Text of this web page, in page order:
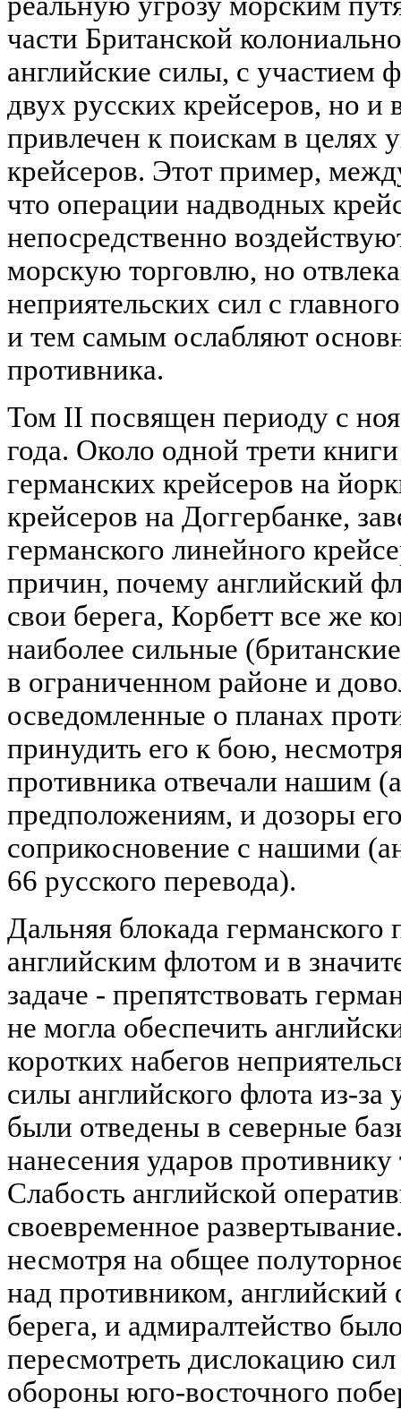
части Британской
английские силы, с участием
двух русских крейсеров, но и
привлечен к поискам в целях
крейсеров. Этот пример,
что операции надводных
непосредственно
морскую торговлю, но
неприятельских сил с
и тем самым ослабляют
противника.
Том II посвящен периоду с
года. Около одной трети
германских крейсеров на
крейсеров на Доггербанке,
германского линейного
причин, почему английский
свои берега, Корбетт все же
наиболее сильные
в ограниченном районе и
осведомленные о планах
принудить его к бою,
противника отвечали нашим
предположениям, и дозоры
соприкосновение с нашими
66 русского перевода).
Дальняя блокада германского
английским флотом и в
задаче - препятствовать
не могла обеспечить
коротких набегов
силы английского флота из-
были отведены в северные
нанесения ударов
Слабость английской
своевременное
несмотря на общее
над противником,
берега, и адмиралтейство
пересмотреть дислокацию
обороны юго-восточного